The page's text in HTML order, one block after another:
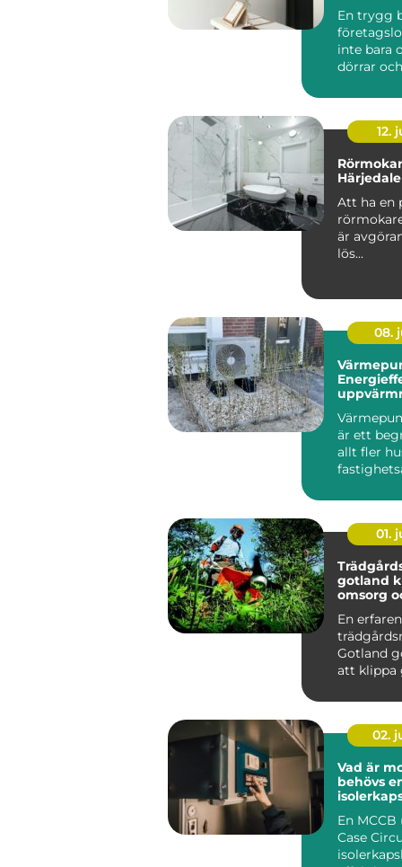
En trygg
inte bara
dörrar
12.
Att ha en
är
lös...
08.
är ett
allt fler
01.
gotland kunskap,
omsorg
En erfaren
Gotland
att klippa
med kalk...
02.
Vad är
behövs
En
Case